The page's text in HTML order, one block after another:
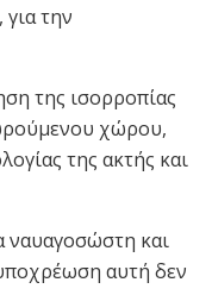
την
της ισορροπίας
χώρου,
της ακτής και
ναυαγοσώστη και
αυτή δεν